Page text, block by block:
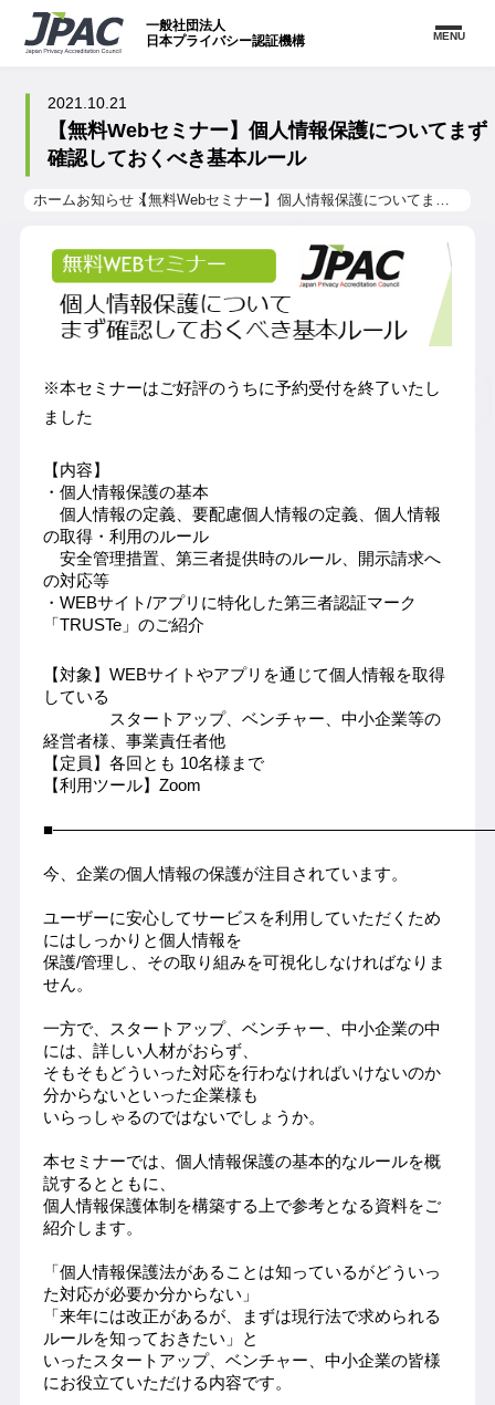
一般社団法人
日本プライバシー認証機構
MENU
2021.10.21
【無料Webセミナー】個人情報保護についてまず
確認しておくべき基本ルール
ホームお知らせ 【無料Webセミナー】個人情報保護についてまず確認しておくべき基本ルール
※本セミナーはご好評のうちに予約受付を終了いたし
ました
【内容】
・個人情報保護の基本
個人情報の定義、要配慮個人情報の定義、個人情報
の取得・利用のルール
安全管理措置、第三者提供時のルール、開示請求へ
の対応等
・WEBサイト/アプリに特化した第三者認証マーク
「TRUSTe」のご紹介
【対象】WEBサイトやアプリを通じて個人情報を取得
している
スタートアップ、ベンチャー、中小企業等の
経営者様、事業責任者他
【定員】各回とも 10名様まで
【利用ツール】Zoom
今、企業の個人情報の保護が注目されています。
ユーザーに安心してサービスを利用していただくため
にはしっかりと個人情報を
保護/管理し、その取り組みを可視化しなければなりま
せん。
一方で、スタートアップ、ベンチャー、中小企業の中
には、詳しい人材がおらず、
そもそもどういった対応を行わなければいけないのか
分からないといった企業様も
いらっしゃるのではないでしょうか。
本セミナーでは、個人情報保護の基本的なルールを概
説するとともに、
個人情報保護体制を構築する上で参考となる資料をご
紹介します。
「個人情報保護法があることは知っているがどういっ
た対応が必要か分からない」
「来年には改正があるが、まずは現行法で求められる
ルールを知っておきたい」と
いったスタートアップ、ベンチャー、中小企業の皆様
にお役立ていただける内容です。